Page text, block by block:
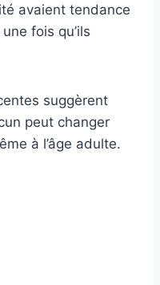
avaient tendance
fois qu’ils
suggèrent
peut changer
à l’âge adulte.